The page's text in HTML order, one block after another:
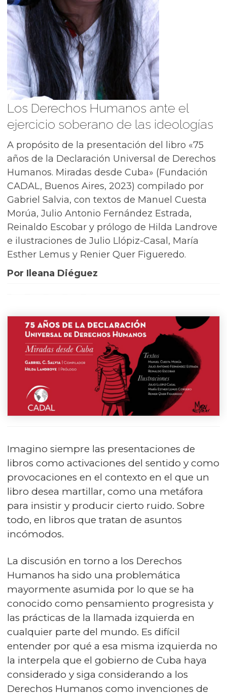
Los Derechos Humanos ante el
ejercicio soberano de las ideologías
A propósito de la presentación del libro «75
años de la Declaración Universal de Derechos
Humanos. Miradas desde Cuba» (Fundación
CADAL, Buenos Aires, 2023) compilado por
Gabriel Salvia, con textos de Manuel Cuesta
Morúa, Julio Antonio Fernández Estrada,
Reinaldo Escobar y prólogo de Hilda Landrove
e ilustraciones de Julio Llópiz-Casal, María
Esther Lemus y Renier Quer Figueredo.
Por Ileana Diéguez
Imagino siempre las presentaciones de
libros como activaciones del sentido y como
provocaciones en el contexto en el que un
libro desea martillar, como una metáfora
para insistir y producir cierto ruido. Sobre
todo, en libros que tratan de asuntos
incómodos.
La discusión en torno a los Derechos
Humanos ha sido una problemática
mayormente asumida por lo que se ha
conocido como pensamiento progresista y
las prácticas de la llamada izquierda en
cualquier parte del mundo. Es difícil
entender por qué a esa misma izquierda no
la interpela que el gobierno de Cuba haya
considerado y siga considerando a los
Derechos Humanos como invenciones de